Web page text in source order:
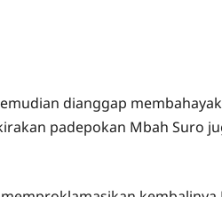
dianggap
padepokan Mbah Suro